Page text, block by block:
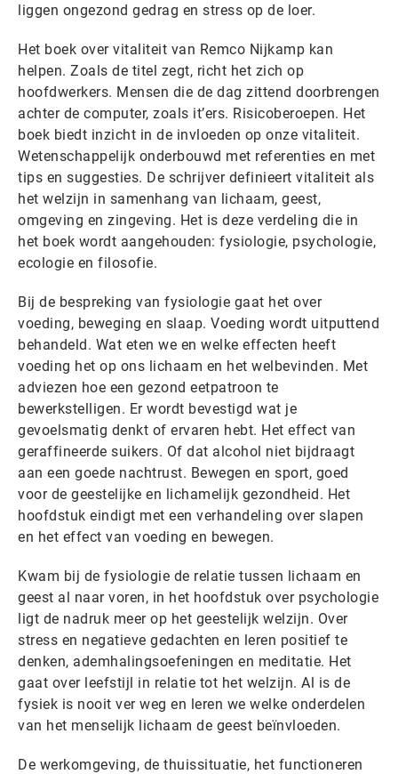
liggen ongezond gedrag en stress op de loer.
Het boek over vitaliteit van Remco Nijkamp kan
helpen. Zoals de titel zegt, richt het zich op
hoofdwerkers. Mensen die de dag zittend doorbrengen
achter de computer, zoals it’ers. Risicoberoepen. Het
boek biedt inzicht in de invloeden op onze vitaliteit.
Wetenschappelijk onderbouwd met referenties en met
tips en suggesties. De schrijver definieert vitaliteit als
het welzijn in samenhang van lichaam, geest,
omgeving en zingeving. Het is deze verdeling die in
het boek wordt aangehouden: fysiologie, psychologie,
ecologie en filosofie.
Bij de bespreking van fysiologie gaat het over
voeding, beweging en slaap. Voeding wordt uitputtend
behandeld. Wat eten we en welke effecten heeft
voeding het op ons lichaam en het welbevinden. Met
adviezen hoe een gezond eetpatroon te
bewerkstelligen. Er wordt bevestigd wat je
gevoelsmatig denkt of ervaren hebt. Het effect van
geraffineerde suikers. Of dat alcohol niet bijdraagt
aan een goede nachtrust. Bewegen en sport, goed
voor de geestelijke en lichamelijk gezondheid. Het
hoofdstuk eindigt met een verhandeling over slapen
en het effect van voeding en bewegen.
Kwam bij de fysiologie de relatie tussen lichaam en
geest al naar voren, in het hoofdstuk over psychologie
ligt de nadruk meer op het geestelijk welzijn. Over
stress en negatieve gedachten en leren positief te
denken, ademhalingsoefeningen en meditatie. Het
gaat over leefstijl in relatie tot het welzijn. Al is de
fysiek is nooit ver weg en leren we welke onderdelen
van het menselijk lichaam de geest beïnvloeden.
De werkomgeving, de thuissituatie, het functioneren